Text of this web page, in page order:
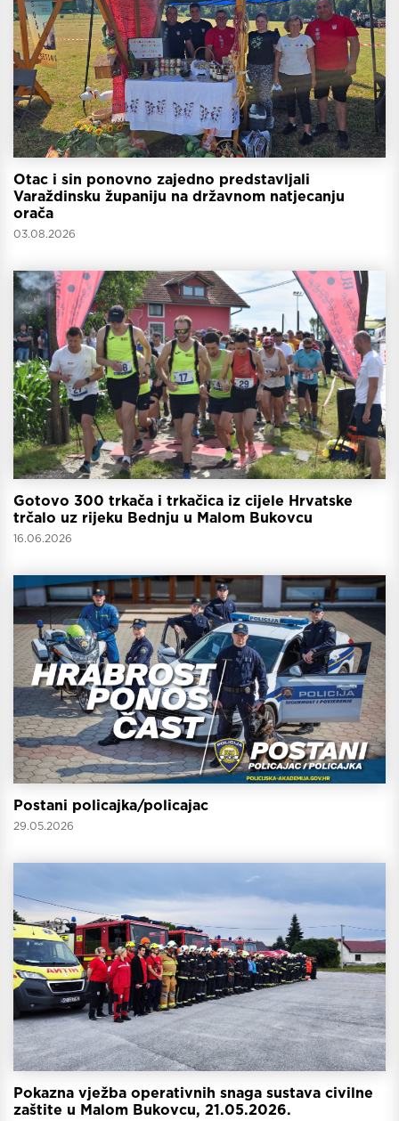
Otac i sin ponovno zajedno predstavljali
Varaždinsku županiju na državnom natjecanju
orača
03.08.2026
Gotovo 300 trkača i trkačica iz cijele Hrvatske
trčalo uz rijeku Bednju u Malom Bukovcu
16.06.2026
Postani policajka/policajac
29.05.2026
Pokazna vježba operativnih snaga sustava civilne
zaštite u Malom Bukovcu, 21.05.2026.